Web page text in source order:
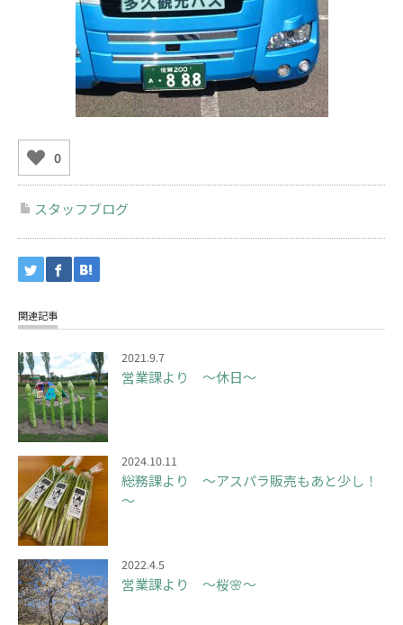
0
スタッフブログ
関連記事
2021.9.7
営業課より ～休日～
2024.10.11
総務課より ～アスパラ販売もあと少し！
～
2022.4.5
営業課より ～桜🌸～